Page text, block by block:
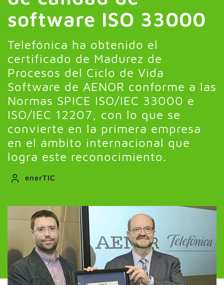
software ISO 33000
Telefónica ha obtenido el
certificado de Madurez de
Procesos del Ciclo de Vida
Software de AENOR conforme a las
Normas SPICE ISO/IEC 33000 e
ISO/IEC 12207, con lo que se
convierte en la primera empresa
en el ámbito internacional que
logra este reconocimiento.
enerTIC